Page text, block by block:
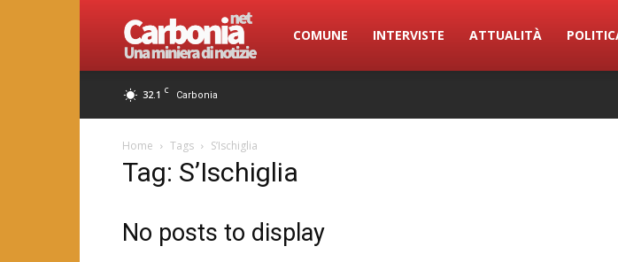
Carbonia.net
COMUNE INTERVISTE ATTUALITÀ
32.1 C Carbonia
Home Tags S’Ischiglia
Tag: S’Ischiglia
No posts to display